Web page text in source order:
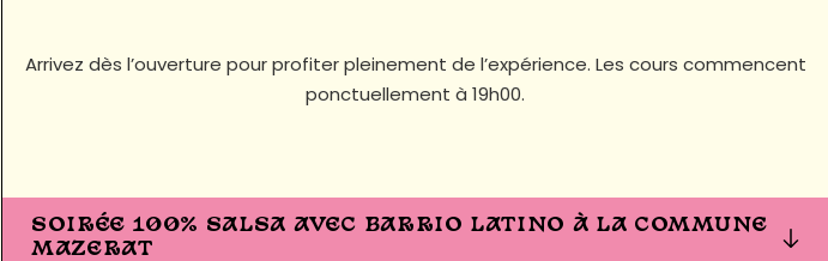
Arrivez dès l’ouverture pour profiter pleinement de l’expérience. Les cours commencent
ponctuellement à 19h00.
SOIRÉE 100% SALSA AVEC BARRIO LATINO À LA COMMUNE
MAZERAT